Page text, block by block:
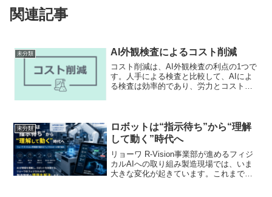
関連記事
未分類 AI外観検査によるコスト削減
コスト削減は、AI外観検査の利点の1つで
す。人手による検査と比較して、AIによ
る検査は効率的であり、労力とコストの
とができます。こ...
未分類
ロボットは“指示待ち”から“理解
して動く”時代へ
リョーワ R-Vision事業部が進めるフィジ
カルAIへの取り組み製造現場では、いま
大きな変化が起きています。これまでロ